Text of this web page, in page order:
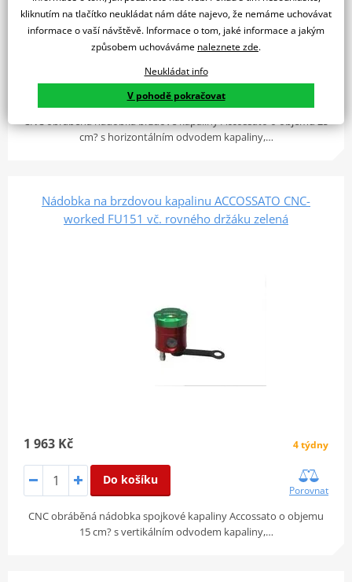
Do košíku
CNC obráběná nádobka brzdové kapaliny Accossato o objemu 25
cm? s horizontálním odvodem kapaliny,…
Nádobka na brzdovou kapalinu ACCOSSATO CNC-
worked FU151 vč. rovného držáku zelená
1 963 Kč 4 týdny
Do košíku
Porovnat
CNC obráběná nádobka spojkové kapaliny Accossato o objemu
15 cm? s vertikálním odvodem kapaliny,…
kliknutím na tlačítko neukládat nám dáte najevo, že nemáme uchovávat
informace o vaší návštěvě. Informace o tom, jaké informace a jakým
způsobem uchováváme naleznete zde.
Neukládat info
V pohodě pokračovat